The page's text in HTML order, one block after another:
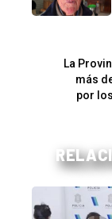
La
más
por